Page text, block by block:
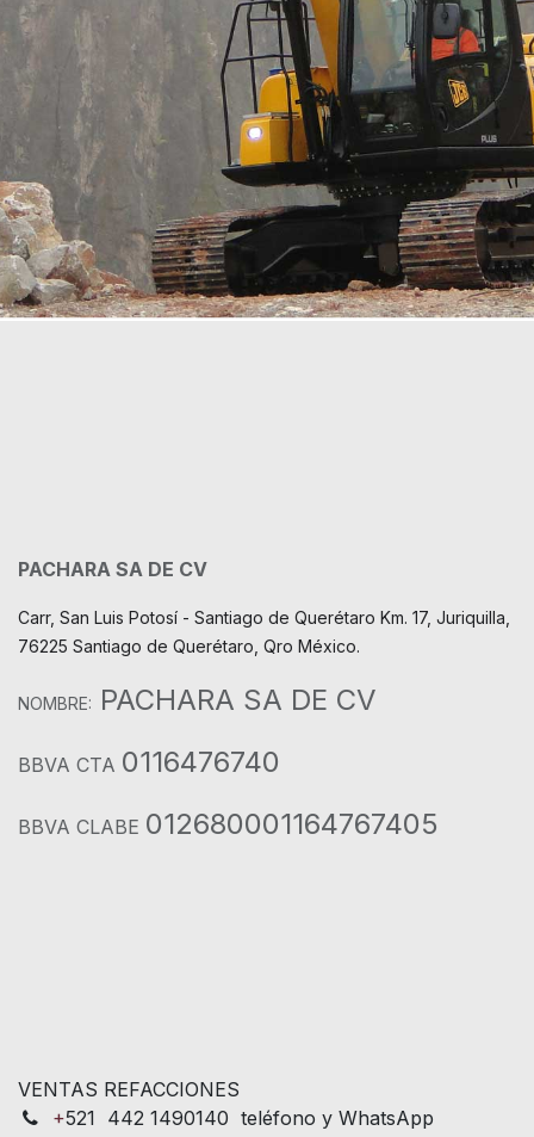
PACHARA SA DE CV
Carr, San Luis Potosí - Santiago de Querétaro Km. 17, Juriquilla,
76225 Santiago de Querétaro, Qro México.
NOMBRE: PACHARA SA DE CV
BBVA CTA 0116476740
BBVA CLABE 012680001164767405
VENTAS REFACCIONES
+521 442 1490140 teléfono y WhatsApp